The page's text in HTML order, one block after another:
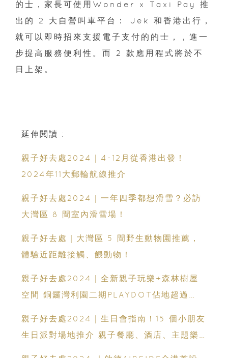
的士，家長可使用Wonder x Taxi Pay 推
出的 2 大自營叫車平台： Jek 和香港出行，
就可以即時招來支援電子支付的的士，，進一
步提高服務便利性。而 2 款應用程式將於不
日上架。
延伸閱讀 :
親子好去處2024｜4-12月從香港出發！
2024年11大郵輪航線推介
親子好去處2024｜一年四季都想滑雪？必訪
大灣區 8 間室內滑雪場！
親子好去處｜大灣區 5 間野生動物園推薦，
體驗近距離接觸、餵動物！
親子好去處2024｜全新親子玩樂+森林樹屋
空間 銅鑼灣利園二期PLAYDOT佔地超過
親子好去處2024｜生日會指南！15 個小朋友
生日派對場地推介 親子餐廳、酒店、主題樂